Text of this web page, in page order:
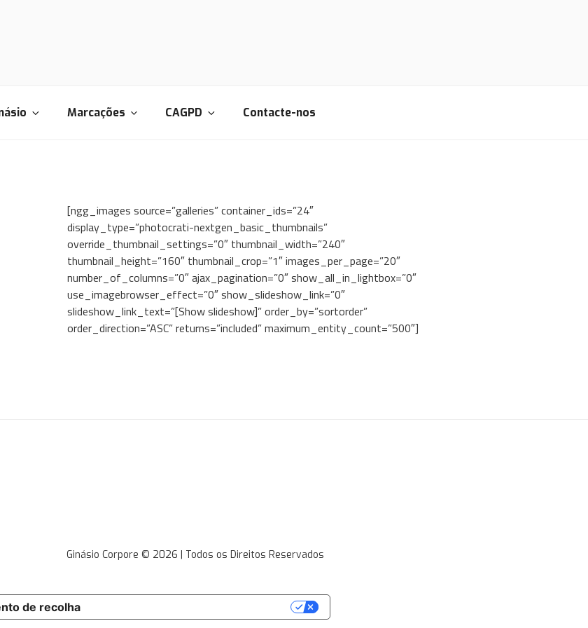
Marcações CAGPD Contacte-nos
[ngg_images source=”galleries” container_ids=”24″
display_type=”photocrati-nextgen_basic_thumbnails”
override_thumbnail_settings=”0″ thumbnail_width=”240″
thumbnail_height=”160″ thumbnail_crop=”1″ images_per_page=”20″
number_of_columns=”0″ ajax_pagination=”0″ show_all_in_lightbox=”0″
use_imagebrowser_effect=”0″ show_slideshow_link=”0″
slideshow_link_text=”[Show slideshow]” order_by=”sortorder”
order_direction=”ASC” returns=”included” maximum_entity_count=”500″]
Ginásio Corpore © 2026 | Todos os Direitos Reservados
de recolha